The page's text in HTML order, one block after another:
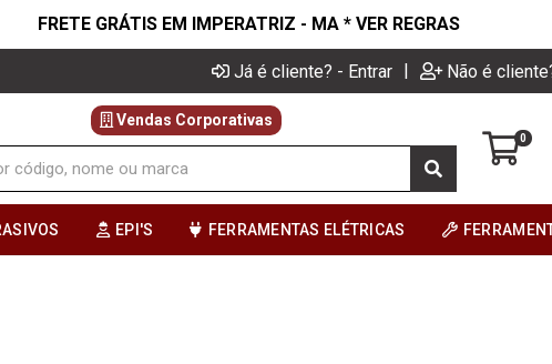
FRETE GRÁTIS EM IMPERATRIZ - MA * VER REGRAS
Já é cliente? - Entrar | Não é
Vendas Corporativas
0
EPI'S FERRAMENTAS ELÉTRICAS